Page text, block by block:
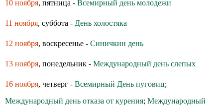
10 ноября, пятница - Всемирный день молодежи
11 ноября, суббота - День холостяка
12 ноября, воскресенье - Синичкин день
13 ноября, понедельник - Международный день слепых
16 ноября, четверг - Всемирный День пуговиц;
Международный день отказа от курения; Международный